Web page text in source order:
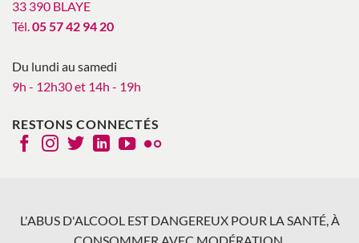
33 390 BLAYE
Tél. 05 57 42 94 20
Du lundi au samedi
9h - 12h30 et 14h - 19h
RESTONS CONNECTÉS
L'ABUS D'ALCOOL EST DANGEREUX POUR LA SANTÉ, À
CONSOMMER AVEC MODÉRATION.